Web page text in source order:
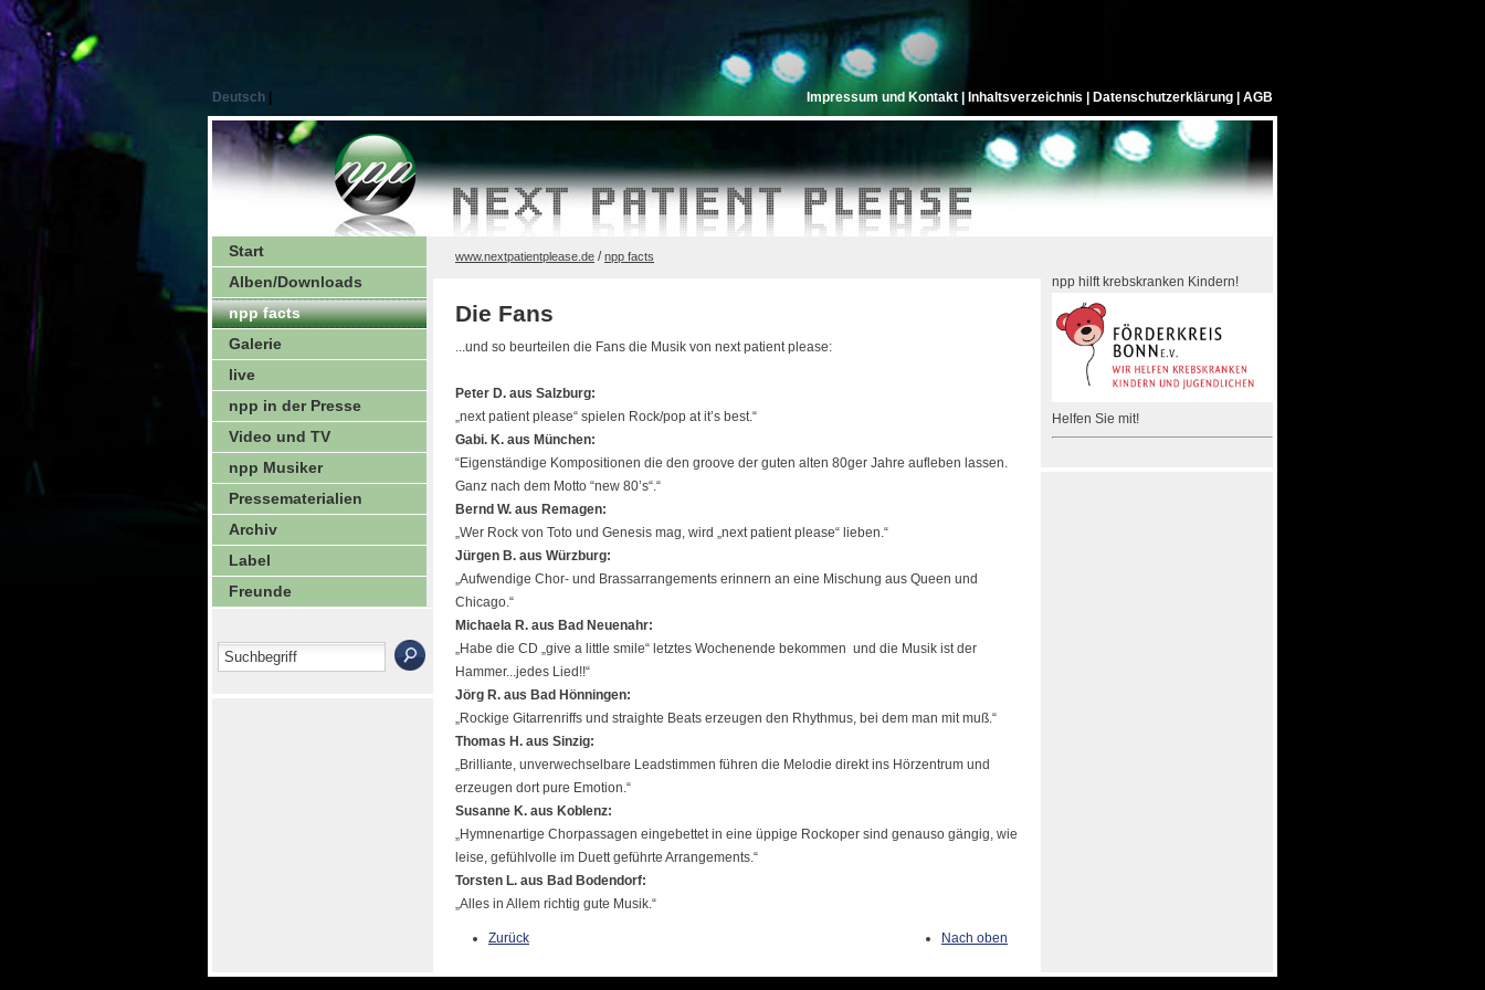
Deutsch Impressum und Kontakt Inhaltsverzeichnis Datenschutzerklärung AGB
Start
Alben/Downloads
npp facts
Galerie
live
npp in der Presse
Video und TV
npp Musiker
Pressematerialien
Archiv
Label
Freunde
www.nextpatientplease.de /npp facts
Die Fans
...und so beurteilen die Fans die Musik von next patient please:
Peter D. aus Salzburg:
„next patient please“ spielen Rock/pop at it’s best.“
Gabi. K. aus München:
“Eigenständige Kompositionen die den groove der guten alten 80ger Jahre aufleben lassen.
Ganz nach dem Motto “new 80’s“.“
Bernd W. aus Remagen:
„Wer Rock von Toto und Genesis mag, wird „next patient please“ lieben.“
Jürgen B. aus Würzburg:
„Aufwendige Chor- und Brassarrangements erinnern an eine Mischung aus Queen und
Chicago.“
Michaela R. aus Bad Neuenahr:
„Habe die CD „give a little smile“ letztes Wochenende bekommen und die Musik ist der
Hammer...jedes Lied!!“
Jörg R. aus Bad Hönningen:
„Rockige Gitarrenriffs und straighte Beats erzeugen den Rhythmus, bei dem man mit muß.“
Thomas H. aus Sinzig:
„Brilliante, unverwechselbare Leadstimmen führen die Melodie direkt ins Hörzentrum und
erzeugen dort pure Emotion.“
Susanne K. aus Koblenz:
„Hymnenartige Chorpassagen eingebettet in eine üppige Rockoper sind genauso gängig, wie
leise, gefühlvolle im Duett geführte Arrangements.“
Torsten L. aus Bad Bodendorf:
„Alles in Allem richtig gute Musik.“
Zurück Nach oben
npp hilft krebskranken Kindern!
Helfen Sie mit!